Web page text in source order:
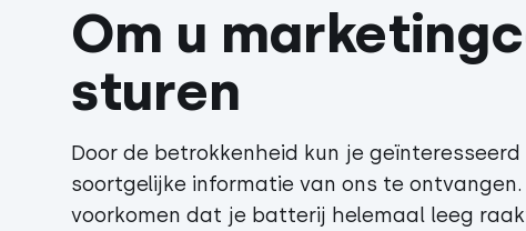
Om u
sturen
Door de betrokkenheid kun je
soortgelijke informatie van ons te
voorkomen dat je batterij helemaal leeg